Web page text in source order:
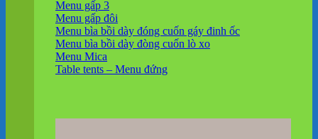
Menu gấp 3
Menu gấp đôi
Menu bìa bồi dày đóng cuốn gáy đinh ốc
Menu bìa bồi dày đòng cuốn lò xo
Menu Mica
Table tents – Menu đứng